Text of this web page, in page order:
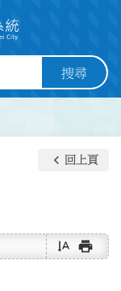
搜尋
keyboard_arrow_left 回上頁
text_rotate_vertical print